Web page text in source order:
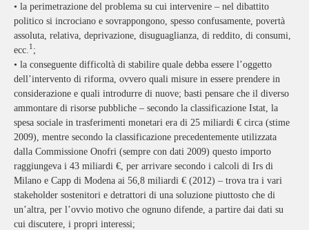
• la perimetrazione del problema su cui intervenire – nel dibattito
politico si incrociano e sovrappongono, spesso confusamente, povertà
assoluta, relativa, deprivazione, disuguaglianza, di reddito, di consumi,
ecc. 1;
• la conseguente difficoltà di stabilire quale debba essere l’oggetto
dell’intervento di riforma, ovvero quali misure in essere prendere in
considerazione e quali introdurre di nuove; basti pensare che il diverso
ammontare di risorse pubbliche – secondo la classificazione Istat, la
spesa sociale in trasferimenti monetari era di 25 miliardi € circa (stime
2009), mentre secondo la classificazione precedentemente utilizzata
dalla Commissione Onofri (sempre con dati 2009) questo importo
raggiungeva i 43 miliardi €, per arrivare secondo i calcoli di Irs di
Milano e Capp di Modena ai 56,8 miliardi € (2012) – trova tra i vari
stakeholder sostenitori e detrattori di una soluzione piuttosto che di
un’altra, per l’ovvio motivo che ognuno difende, a partire dai dati su
cui discutere, i propri interessi;